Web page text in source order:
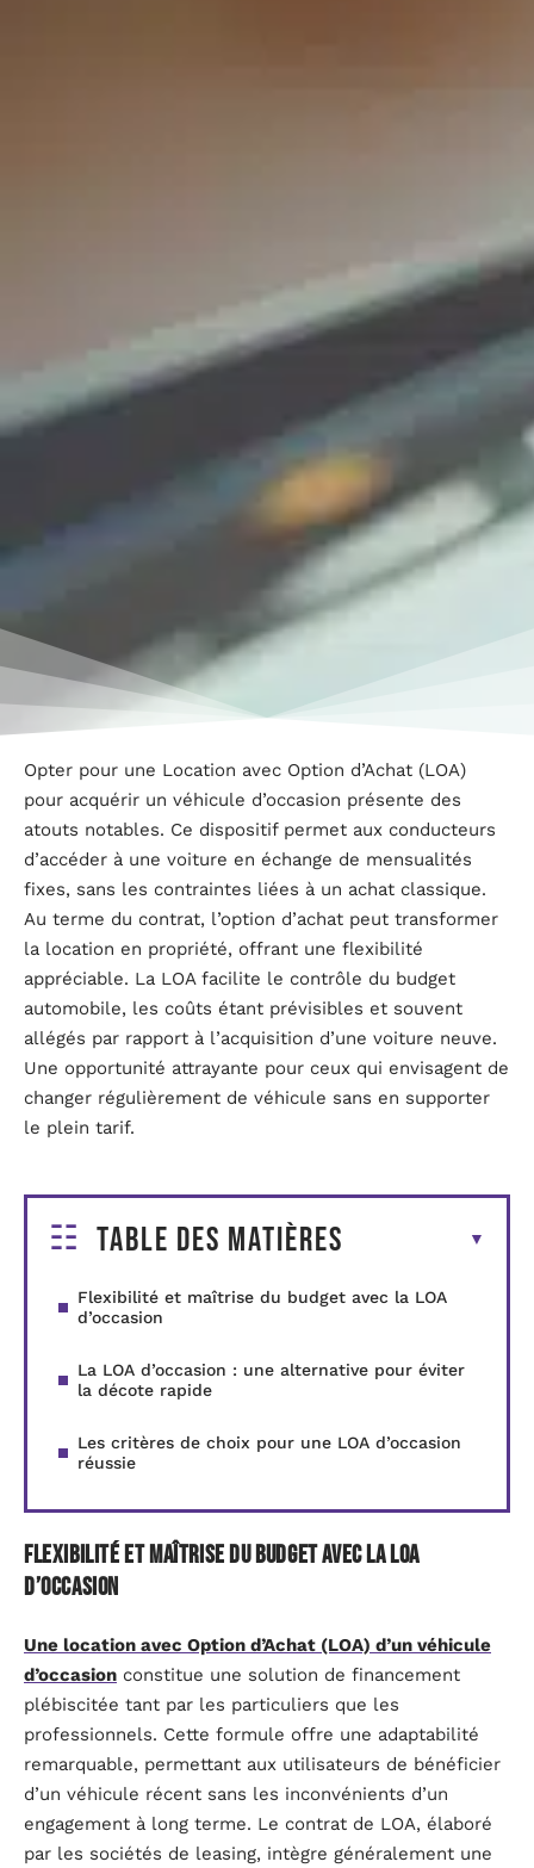
Opter pour une Location avec Option d’Achat (LOA)
pour acquérir un véhicule d’occasion présente des
atouts notables. Ce dispositif permet aux conducteurs
d’accéder à une voiture en échange de mensualités
fixes, sans les contraintes liées à un achat classique.
Au terme du contrat, l’option d’achat peut transformer
la location en propriété, offrant une flexibilité
appréciable. La LOA facilite le contrôle du budget
automobile, les coûts étant prévisibles et souvent
allégés par rapport à l’acquisition d’une voiture neuve.
Une opportunité attrayante pour ceux qui envisagent de
changer régulièrement de véhicule sans en supporter
le plein tarif.
Table des matières
Flexibilité et maîtrise du budget avec la LOA
d’occasion
La LOA d’occasion : une alternative pour éviter
la décote rapide
Les critères de choix pour une LOA d’occasion
réussie
Flexibilité et maîtrise du budget avec la LOA
d’occasion
Une location avec Option d’Achat (LOA) d’un véhicule
d’occasion constitue une solution de financement
plébiscitée tant par les particuliers que les
professionnels. Cette formule offre une adaptabilité
remarquable, permettant aux utilisateurs de bénéficier
d’un véhicule récent sans les inconvénients d’un
engagement à long terme. Le contrat de LOA, élaboré
par les sociétés de leasing, intègre généralement une